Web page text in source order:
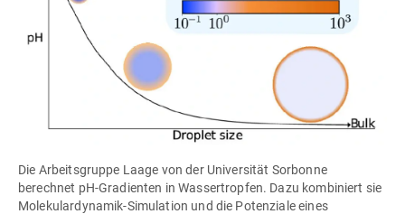
Die Arbeitsgruppe Laage von der Universität Sorbonne
berechnet pH-Gradienten in Wassertropfen. Dazu kombiniert sie
Molekulardynamik-Simulation und die Potenziale eines